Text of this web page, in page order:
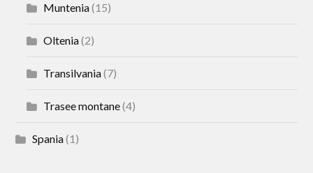
Muntenia(15)
Oltenia(2)
Transilvania(7)
Trasee montane(4)
Spania(1)